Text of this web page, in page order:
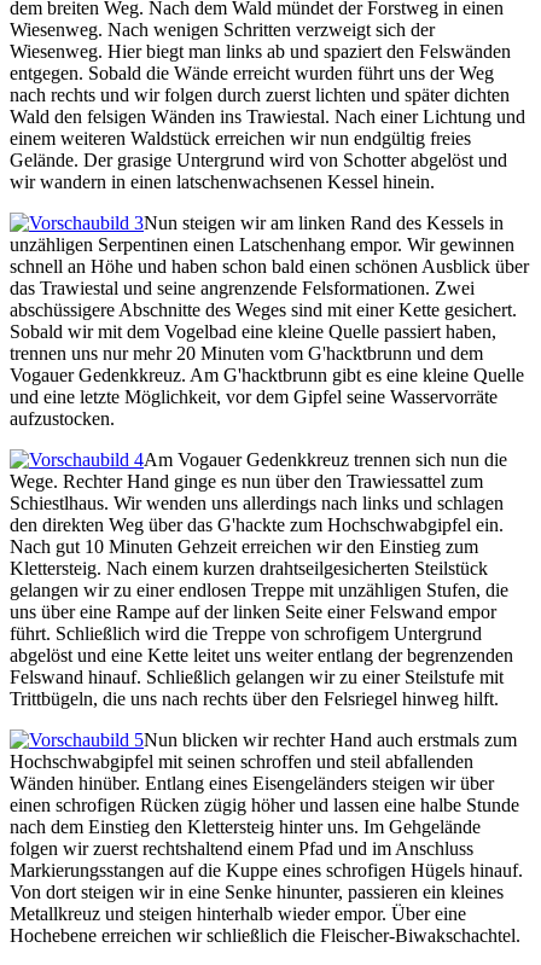
dem breiten Weg. Nach dem Wald mündet der Forstweg in einen
Wiesenweg. Nach wenigen Schritten verzweigt sich der
Wiesenweg. Hier biegt man links ab und spaziert den Felswänden
entgegen. Sobald die Wände erreicht wurden führt uns der Weg
nach rechts und wir folgen durch zuerst lichten und später dichten
Wald den felsigen Wänden ins Trawiestal. Nach einer Lichtung und
einem weiteren Waldstück erreichen wir nun endgültig freies
Gelände. Der grasige Untergrund wird von Schotter abgelöst und
wir wandern in einen latschenwachsenen Kessel hinein.
Nun steigen wir am linken Rand des Kessels in
unzähligen Serpentinen einen Latschenhang empor. Wir gewinnen
schnell an Höhe und haben schon bald einen schönen Ausblick über
das Trawiestal und seine angrenzende Felsformationen. Zwei
abschüssigere Abschnitte des Weges sind mit einer Kette gesichert.
Sobald wir mit dem Vogelbad eine kleine Quelle passiert haben,
trennen uns nur mehr 20 Minuten vom G'hacktbrunn und dem
Vogauer Gedenkkreuz. Am G'hacktbrunn gibt es eine kleine Quelle
und eine letzte Möglichkeit, vor dem Gipfel seine Wasservorräte
aufzustocken.
Am Vogauer Gedenkkreuz trennen sich nun die
Wege. Rechter Hand ginge es nun über den Trawiessattel zum
Schiestlhaus. Wir wenden uns allerdings nach links und schlagen
den direkten Weg über das G'hackte zum Hochschwabgipfel ein.
Nach gut 10 Minuten Gehzeit erreichen wir den Einstieg zum
Klettersteig. Nach einem kurzen drahtseilgesicherten Steilstück
gelangen wir zu einer endlosen Treppe mit unzähligen Stufen, die
uns über eine Rampe auf der linken Seite einer Felswand empor
führt. Schließlich wird die Treppe von schrofigem Untergrund
abgelöst und eine Kette leitet uns weiter entlang der begrenzenden
Felswand hinauf. Schließlich gelangen wir zu einer Steilstufe mit
Trittbügeln, die uns nach rechts über den Felsriegel hinweg hilft.
Nun blicken wir rechter Hand auch erstmals zum
Hochschwabgipfel mit seinen schroffen und steil abfallenden
Wänden hinüber. Entlang eines Eisengeländers steigen wir über
einen schrofigen Rücken zügig höher und lassen eine halbe Stunde
nach dem Einstieg den Klettersteig hinter uns. Im Gehgelände
folgen wir zuerst rechtshaltend einem Pfad und im Anschluss
Markierungsstangen auf die Kuppe eines schrofigen Hügels hinauf.
Von dort steigen wir in eine Senke hinunter, passieren ein kleines
Metallkreuz und steigen hinterhalb wieder empor. Über eine
Hochebene erreichen wir schließlich die Fleischer-Biwakschachtel.